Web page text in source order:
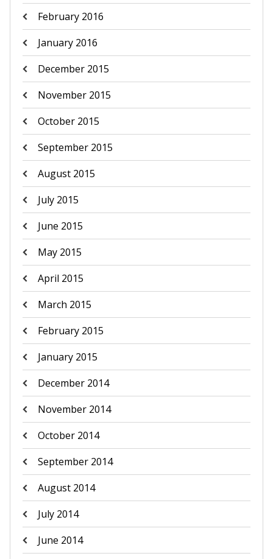
February 2016
January 2016
December 2015
November 2015
October 2015
September 2015
August 2015
July 2015
June 2015
May 2015
April 2015
March 2015
February 2015
January 2015
December 2014
November 2014
October 2014
September 2014
August 2014
July 2014
June 2014